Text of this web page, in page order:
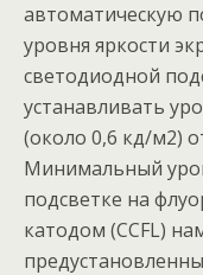
автоматическую
уровня яркости
светодиодной
устанавливать
(около 0,6 кд/м2)
Минимальный
подсветке на
катодом (CCFL)